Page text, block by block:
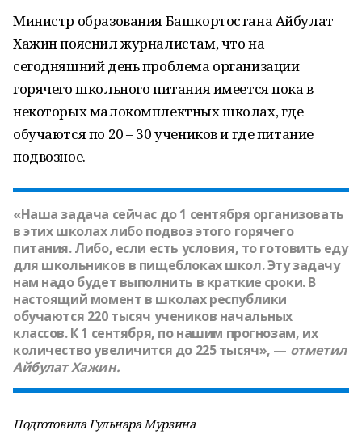
Министр образования Башкортостана Айбулат
Хажин пояснил журналистам, что на
сегодняшний день проблема организации
горячего школьного питания имеется пока в
некоторых малокомплектных школах, где
обучаются по 20 – 30 учеников и где питание
подвозное.
«Наша задача сейчас до 1 сентября организовать
в этих школах либо подвоз этого горячего
питания. Либо, если есть условия, то готовить еду
для школьников в пищеблоках школ. Эту задачу
нам надо будет выполнить в краткие сроки. В
настоящий момент в школах республики
обучаются 220 тысяч учеников начальных
классов. К 1 сентября, по нашим прогнозам, их
количество увеличится до 225 тысяч», — отметил
Айбулат Хажин.
Подготовила Гульнара Мурзина